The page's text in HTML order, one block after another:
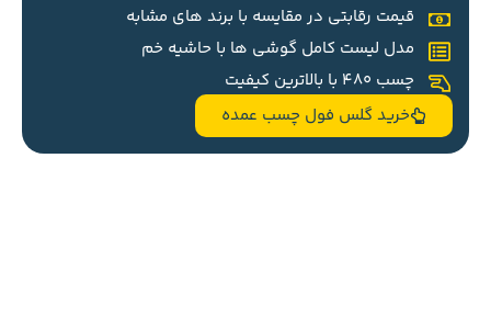
قیمت رقابتی در مقایسه با برند های مشابه
مدل لیست کامل گوشی ها با حاشیه خم
چسب 480 با بالاترین کیفیت
خرید گلس فول چسب عمده